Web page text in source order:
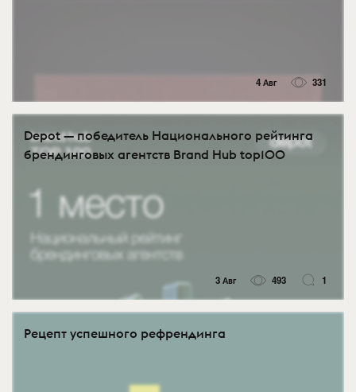
4 Авг 331
Depot — победитель Национального рейтинга
брендинговых агентств Brand Hub top100
3 Авг 493 1
Рецепт успешного рефрендинга